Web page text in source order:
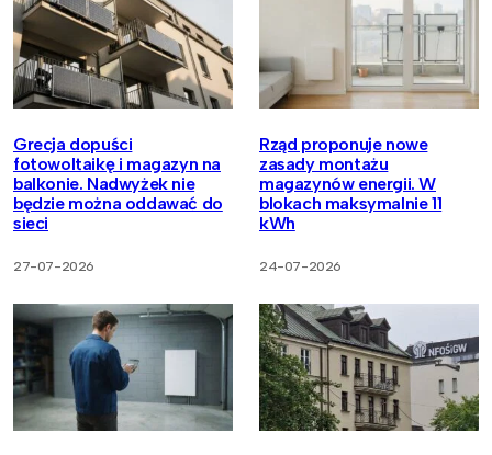
Grecja dopuści
fotowoltaikę i magazyn na
balkonie. Nadwyżek nie
będzie można oddawać do
sieci
27-07-2026
Rząd proponuje nowe
zasady montażu
magazynów energii. W
blokach maksymalnie 11
kWh
24-07-2026